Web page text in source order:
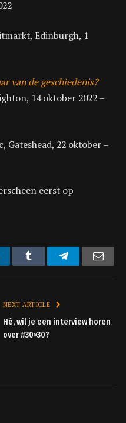
Edinburgh, 1
van de geschiedenis?
14 oktober 2022 –
Gateshead, 22 oktober –
eerst op
Tumblr Telegram
NEXT ARTICLE
Hé, wil je een interview horen
over #30×30?